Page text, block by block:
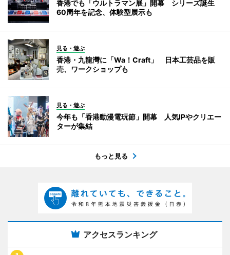
香港でも「ウルトラマン展」開幕 シリーズ誕生
60周年を記念、体験型展示も
見る・遊ぶ
香港・九龍灣に「Wa！Craft」 日本工芸品を販
売、ワークショップも
見る・遊ぶ
今年も「香港動漫電玩節」開幕 人気IPやクリエー
ターが集結
もっと見る
アクセスランキング